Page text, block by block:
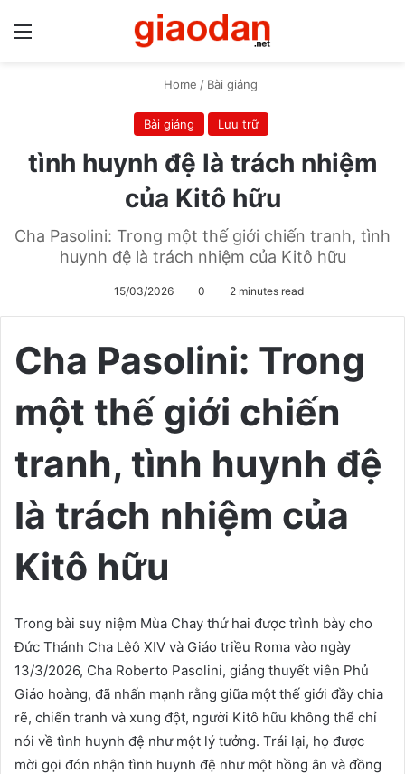
Home / Bài giảng
Bài giảng Lưu trữ
tình huynh đệ là trách nhiệm
của Kitô hữu
Cha Pasolini: Trong một thế giới chiến tranh, tình
huynh đệ là trách nhiệm của Kitô hữu
15/03/2026 0 2 minutes read
Cha Pasolini: Trong
một thế giới chiến
tranh, tình huynh đệ
là trách nhiệm của
Kitô hữu
Trong bài suy niệm Mùa Chay thứ hai được trình bày cho
Đức Thánh Cha Lêô XIV và Giáo triều Roma vào ngày
13/3/2026, Cha Roberto Pasolini, giảng thuyết viên Phủ
Giáo hoàng, đã nhấn mạnh rằng giữa một thế giới đầy chia
rẽ, chiến tranh và xung đột, người Kitô hữu không thể chỉ
nói về tình huynh đệ như một lý tưởng. Trái lại, họ được
mời gọi đón nhận tình huynh đệ như một hồng ân và đồng